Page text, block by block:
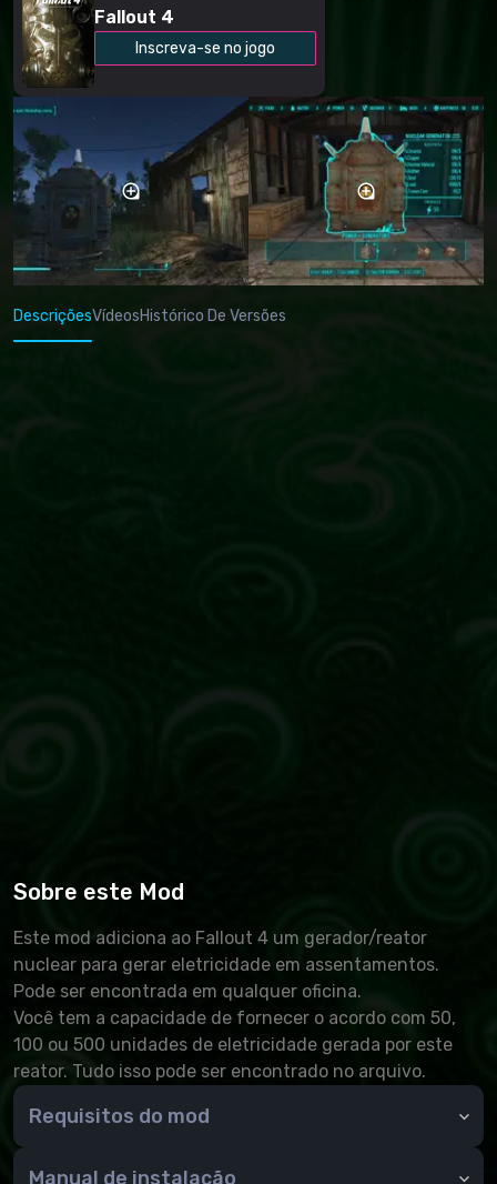
Fallout 4
Inscreva-se no jogo
DescriçõesVídeosHistórico De Versões
Sobre este Mod
Este mod adiciona ao Fallout 4 um gerador/reator
nuclear para gerar eletricidade em assentamentos.
Pode ser encontrada em qualquer oficina.
Você tem a capacidade de fornecer o acordo com 50,
100 ou 500 unidades de eletricidade gerada por este
reator. Tudo isso pode ser encontrado no arquivo.
Requisitos do mod
Manual de instalação